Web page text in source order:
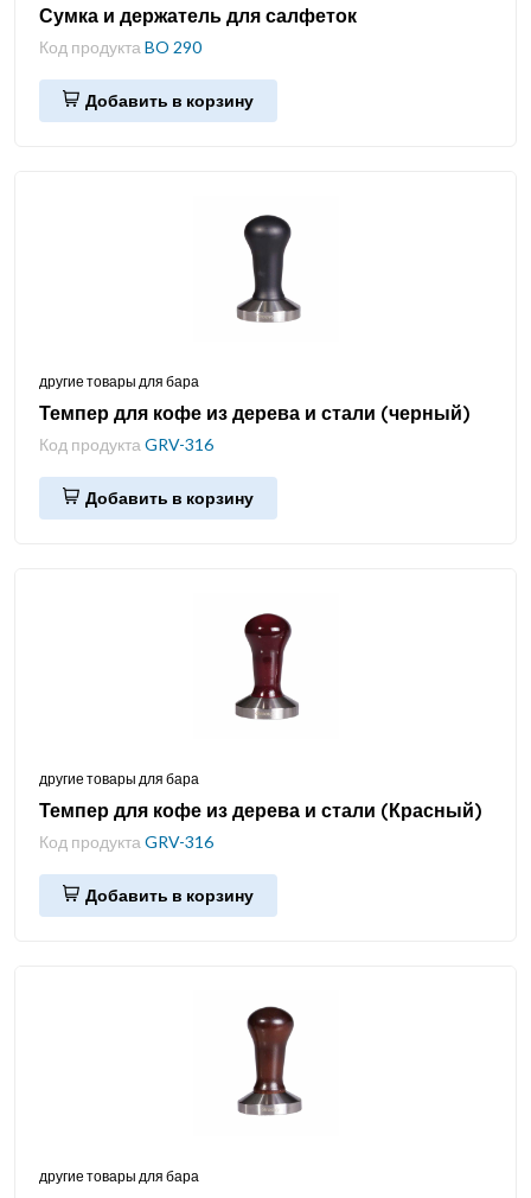
Сумка и держатель для салфеток
Код продукта BO 290
Добавить в корзину
другие товары для бара
Темпер для кофе из дерева и стали (черный)
Код продукта GRV-316
Добавить в корзину
другие товары для бара
Темпер для кофе из дерева и стали (Красный)
Код продукта GRV-316
Добавить в корзину
другие товары для бара